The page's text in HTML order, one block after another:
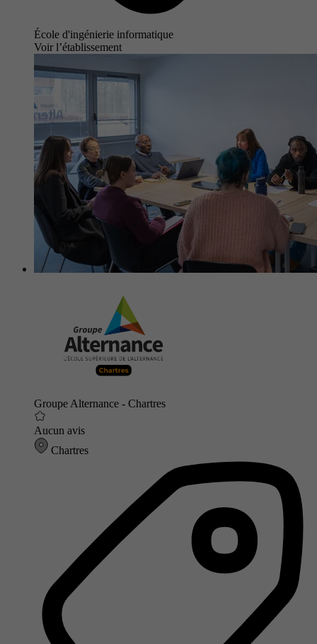
École d'ingénierie informatique
Voir l’établissement
Groupe Alternance - Chartres
Aucun avis
Chartres